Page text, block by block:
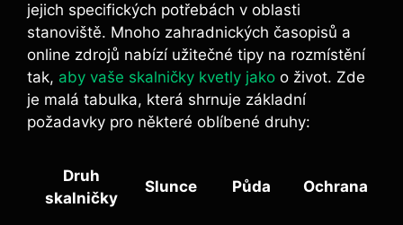
jejich specifických potřebách v oblasti
stanoviště. Mnoho zahradnických časopisů a
online zdrojů nabízí užitečné tipy na rozmístění
tak, aby vaše skalničky kvetly jako o život. Zde
je malá tabulka, která shrnuje základní
požadavky pro některé oblíbené druhy:
Druh
skalničky
Slunce Půda Ochrana